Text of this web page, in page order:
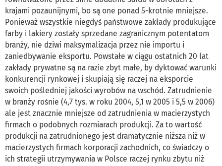
krajami pozaunijnymi, bo są one ponad 5-krotnie mniejsze.
Ponieważ wszystkie niegdyś państwowe zakłady produkujące
farby i lakiery zostały sprzedane zagranicznym potentatom
branży, nie dziwi maksymalizacja przez nie importu i
zaniedbywanie eksportu. Powstałe w ciągu ostatnich 20 lat
zakłady prywatne są na razie zbyt małe, by dyktować warunki
konkurencji rynkowej i skupiają się raczej na eksporcie
swoich pośledniej jakości wyrobów na wschód. Zatrudnienie
w branży rośnie (4,7 tys. w roku 2004, 5,1 w 2005 i 5,5 w 2006)
ale jest znacznie mniejsze od zatrudnienia w macierzystych
firmach o podobnych rozmiarach produkcji. Za to wartość
produkcji na zatrudnionego jest dramatycznie niższa niż w
macierzystych firmach korporacji zachodnich, co świadczy o
ich strategii utrzymywania w Polsce raczej rynku zbytu niż